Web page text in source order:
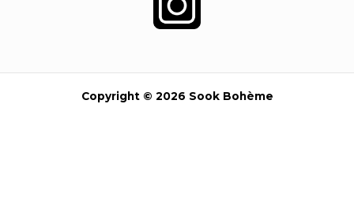
Copyright © 2026 Sook Bohème